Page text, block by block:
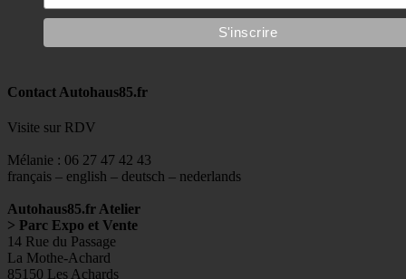
Contact Autohaus85.fr
Visite sur RDV
Mélanie : 06 27 47 42 43
français – english – deutsch – nederlands
Autohaus85.fr Atelier
> Parc Expo et Vente
14 Rue du Passage
La Mothe-Achard
85150 Les Achards